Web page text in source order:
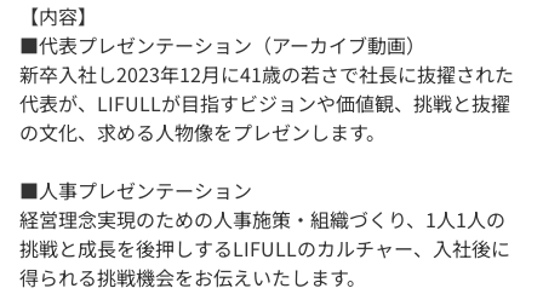
【内容】
■代表プレゼンテーション（アーカイブ動画）
新卒入社し2023年12月に41歳の若さで社長に抜擢された
代表が、LIFULLが目指すビジョンや価値観、挑戦と抜擢
の文化、求める人物像をプレゼンします。
■人事プレゼンテーション
経営理念実現のための人事施策・組織づくり、1人1人の
挑戦と成長を後押しするLIFULLのカルチャー、入社後に
得られる挑戦機会をお伝えいたします。